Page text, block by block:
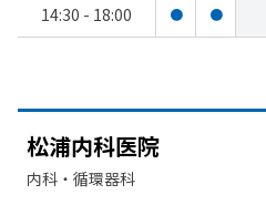
14:30 - 18:00 ● ●
松浦内科医院
内科・​循環器科